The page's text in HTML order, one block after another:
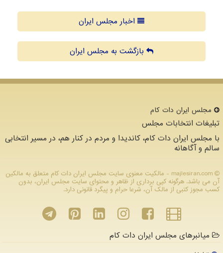
اخبار مجلس ایران
بازگشت به مجلس ایران
مجلس ایران دات كام
تبلیغات انتخابات مجلس
با مجلس ایران دات کام، کاندیدا و مردم در کنار هم، در مسیر انتخابی
سالم و آگاهانه
majlesiran.com - مالکیت معنوی سایت مجلس ایران دات كام متعلق به مالکین
آن می باشد. هرگونه کپی برداری از ظاهر و محتوای سایت مجلس ایران، بدون
کسب مجوز کتبی از مالک آن، شرعا حرام و پیگرد قانونی دارد.
میانبرهای مجلس ایران دات کام